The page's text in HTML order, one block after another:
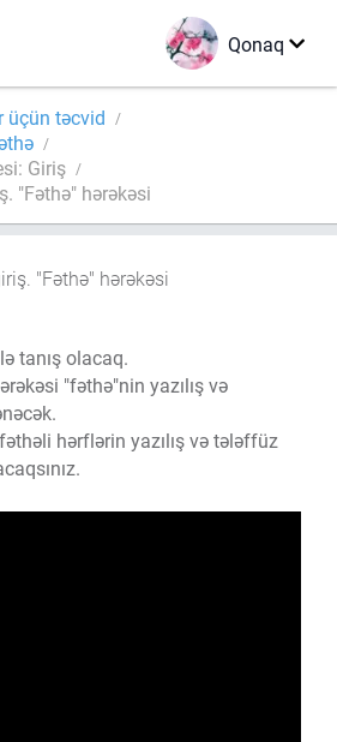
Qonaq
üçün təcvid
Giriş
"Fəthə" hərəkəsi
"Fəthə" hərəkəsi
tanış olacaq.
"fəthə"nin yazılış və
hərflərin yazılış və tələffüz